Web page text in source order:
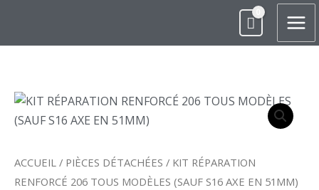
CONTENU
ACCUEIL / PIÈCES DÉTACHÉES / KIT RÉPARATION
RENFORCÉ 206 TOUS MODÈLES (SAUF S16 AXE EN 51MM)
QUANTITÉ
DE
RÉPARATION
RENFORCÉ